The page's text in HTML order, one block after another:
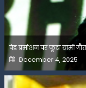
पेड प्रमोशन पर फूटा यामी
Posted
on
December 4, 2025